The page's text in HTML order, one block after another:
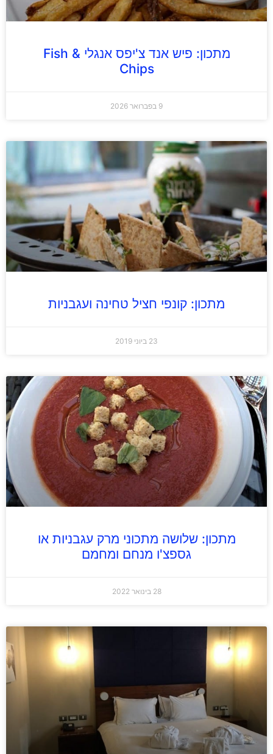
מתכון: פיש אנד צ'יפס אנגלי Fish &
Chips
9 בפברואר 2026
מתכון: קונפי חציל טחינה ועגבניות
23 ביוני 2019
מתכון: שלושה מתכוני מרק עגבניות או
גספצ'ו מנחם ומחמם
28 בינואר 2022